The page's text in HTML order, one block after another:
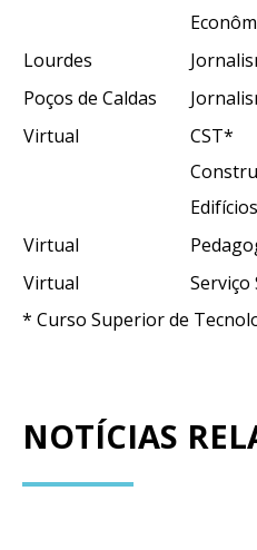
Lourdes
Poços de Caldas
Virtual
Edifícios
Virtual
Virtual
Serviço
* Curso Superior de
NOTÍCIAS